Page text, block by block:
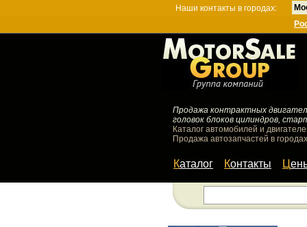
Наши контакты в городах:
Продажа контрактных
головок блоков цилиндров,
Каталог автомобилей и
Продажа автозапчастей в
Каталог Контакты